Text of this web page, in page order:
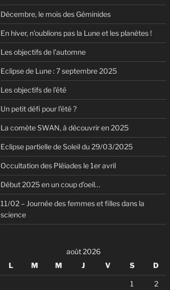
Décembre, le mois des Géminides
En hiver, n’oublions pas la Lune et les planètes !
Les objectifs de l’automne
Eclipse de Lune : 7 septembre 2025
Les objectifs de l’été
Un petit défi pour l’été ?
La comète SWAN, à découvrir en 2025
Eclipse partielle de Soleil du 29/03/2025
Occultation des Pléiades le 1er avril
Début 2025 en un coup d’oeil…
11/02 – Journée des femmes et filles dans la
science
août 2026
L
M M J V S D
1
2